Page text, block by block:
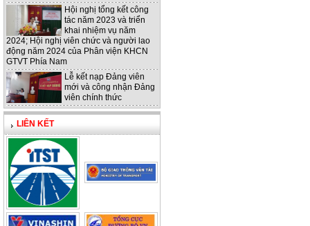
Hội nghị tổng kết công
tác năm 2023 và triển
khai nhiệm vụ năm
2024; Hội nghị viên chức và người lao
động năm 2024 của Phân viện KHCN
GTVT Phía Nam
Lễ kết nạp Đảng viên
mới và công nhận Đảng
viên chính thức
LIÊN KẾT